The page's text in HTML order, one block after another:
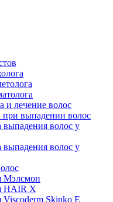
и лечение волос
выпадении волос
выпадения волос у
выпадения волос у
Мэлсмон
HAIR X
Viscoderm Skinko E